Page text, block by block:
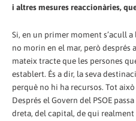
i altres mesures reaccionàries,
Si, en un primer moment s’acull
no morin en el mar, però després
mateix tracte que les persones
establert. És a dir, la seva
perquè no hi ha recursos. Tot
Després el Govern del PSOE
dreta, del capital, de qui